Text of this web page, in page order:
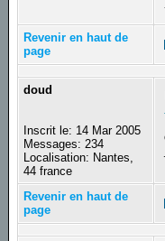
Revenir en haut de
page
doud
Inscrit le: 14 Mar 2005
Messages: 234
Localisation: Nantes,
44 france
Revenir en haut de
page